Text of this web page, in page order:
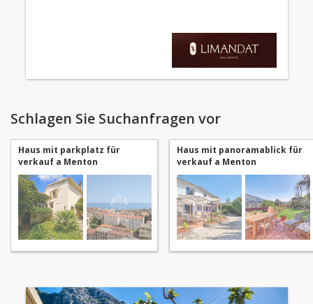
Schlagen Sie Suchanfragen vor
Haus mit parkplatz für
verkauf a Menton
Haus mit panoramablick für
verkauf a Menton